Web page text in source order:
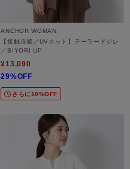
ANCHOR WOMAN
【接触冷感／UVカット】テーラードジレ
／BIYORI UP
¥13,090
29%OFF
さらに10%OFF